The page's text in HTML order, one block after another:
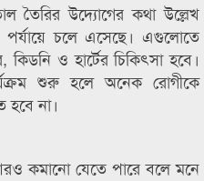
তৈরির উদ্যোগের কথা উল্লেখ
পর্যায়ে চলে এসেছে। এগুলোতে
ও হার্টের চিকিৎসা হবে।
শুরু হলে অনেক রোগীকে
হবে না।
কমানো যেতে পারে বলে মনে